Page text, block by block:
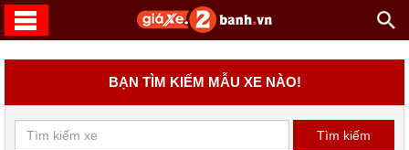
BẠN TÌM KIẾM MẪU XE NÀO!